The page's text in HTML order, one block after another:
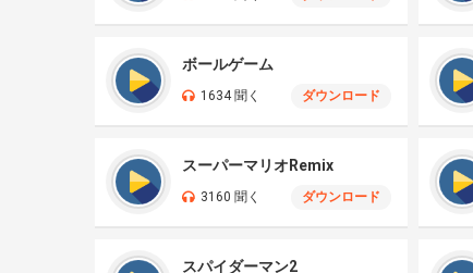
ボールゲーム
1634 聞く ダウンロード
スーパーマリオRemix
3160 聞く ダウンロード
スパイダーマン2